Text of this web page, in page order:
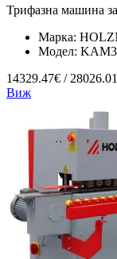
Трифазна машина
Марка:
Модел:
14329.47€ /
Виж